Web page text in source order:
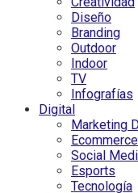
Diseño
Branding
Outdoor
Indoor
TV
Infografías
Digital
Marketing
Ecommerce
Social
Esports
Tecnología